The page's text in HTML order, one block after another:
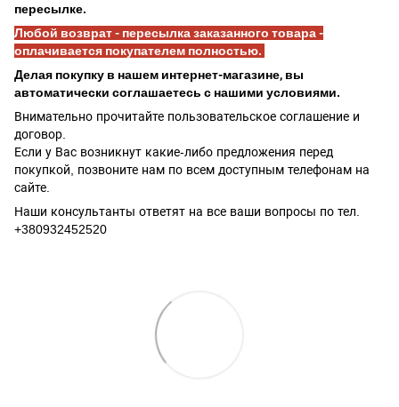
пересылке.
Любой возврат - пересылка заказанного товара -
оплачивается покупателем полностью.
Делая покупку в нашем интернет-магазине, вы
автоматически соглашаетесь с нашими условиями.
Внимательно прочитайте пользовательское соглашение и
договор.
Если у Вас возникнут какие-либо предложения перед
покупкой, позвоните нам по всем доступным телефонам на
сайте.
Наши консультанты ответят на все ваши вопросы по тел.
+380932452520